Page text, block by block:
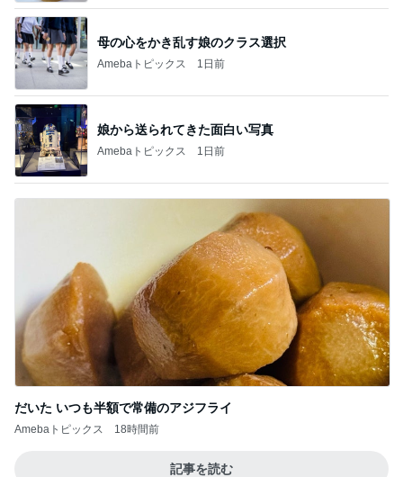
母の心をかき乱す娘のクラス選択
Amebaトピックス 1日前
娘から送られてきた面白い写真
Amebaトピックス 1日前
だいた いつも半額で常備のアジフライ
Amebaトピックス 18時間前
記事を読む